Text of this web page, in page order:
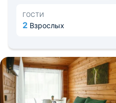
корпусах имеются общие
Гостям отеля предлагается
обустроена зона отдыха,
отелем имеется бесплатная
Достопримечательности -
«Город ангелов», эко-ферма
аэропорта - 48.7 км, до
3.8 км.
ГОСТИ
2 Взрослых